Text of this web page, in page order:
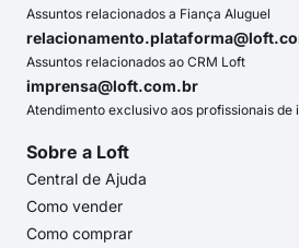
Assuntos relacionados a Fiança Aluguel
Assuntos relacionados ao CRM Loft
imprensa@loft.com.br
Atendimento exclusivo aos profissionais de
Sobre a Loft
Central de Ajuda
Como vender
Como comprar